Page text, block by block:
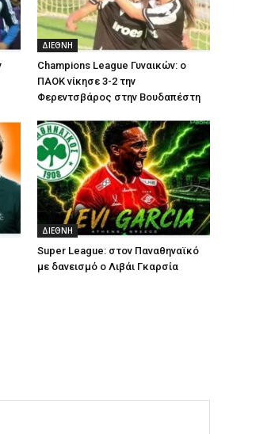
ΔΙΕΘΝΗ
Champions League Γυναικών: ο
ΠΑΟΚ νίκησε 3-2 την
Φερεντσβάρος στην Βουδαπέστη
ΔΙΕΘΝΗ
Super League: στον Παναθηναϊκό
με δανεισμό ο Λιβάι Γκαρσία